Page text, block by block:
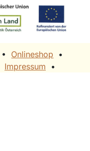
• ​ Onlineshop • ​
Impressum • ​